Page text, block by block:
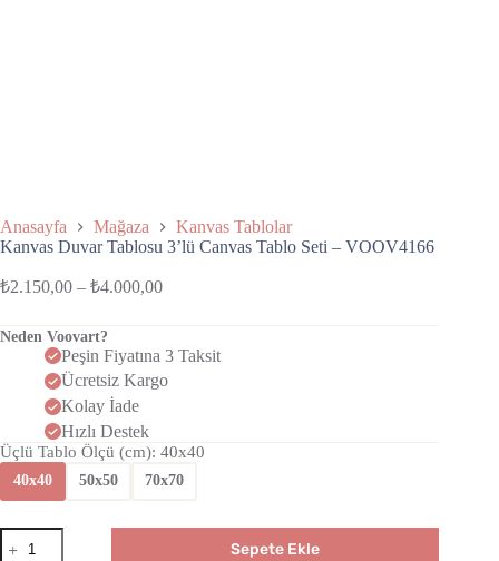
Anasayfa Mağaza
Kanvas Tablolar
Kanvas Duvar Tablosu 3’lü Canvas Tablo Seti – VOOV4166
₺2.150,00 – ₺4.000,00
Neden Voovart?
Peşin Fiyatına 3 Taksit
Ücretsiz Kargo
Kolay İade
Hızlı Destek
Üçlü Tablo Ölçü (cm): 40x40
40x40 50x50 70x70
Sepete Ekle